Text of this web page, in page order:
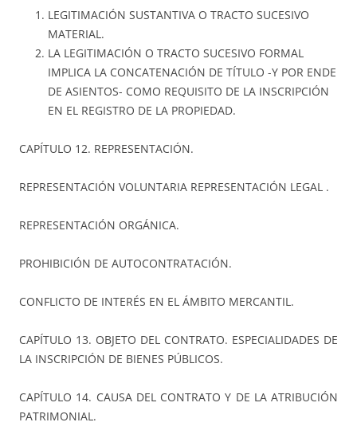
LEGITIMACIÓN SUSTANTIVA O TRACTO SUCESIVO
MATERIAL.
LA LEGITIMACIÓN O TRACTO SUCESIVO FORMAL
IMPLICA LA CONCATENACIÓN DE TÍTULO -Y POR ENDE
DE ASIENTOS- COMO REQUISITO DE LA INSCRIPCIÓN
EN EL REGISTRO DE LA PROPIEDAD.
CAPÍTULO 12. REPRESENTACIÓN.
REPRESENTACIÓN VOLUNTARIA REPRESENTACIÓN LEGAL .
REPRESENTACIÓN ORGÁNICA.
PROHIBICIÓN DE AUTOCONTRATACIÓN.
CONFLICTO DE INTERÉS EN EL ÁMBITO MERCANTIL.
CAPÍTULO 13. OBJETO DEL CONTRATO. ESPECIALIDADES DE
LA INSCRIPCIÓN DE BIENES PÚBLICOS.
CAPÍTULO 14. CAUSA DEL CONTRATO Y DE LA ATRIBUCIÓN
PATRIMONIAL.